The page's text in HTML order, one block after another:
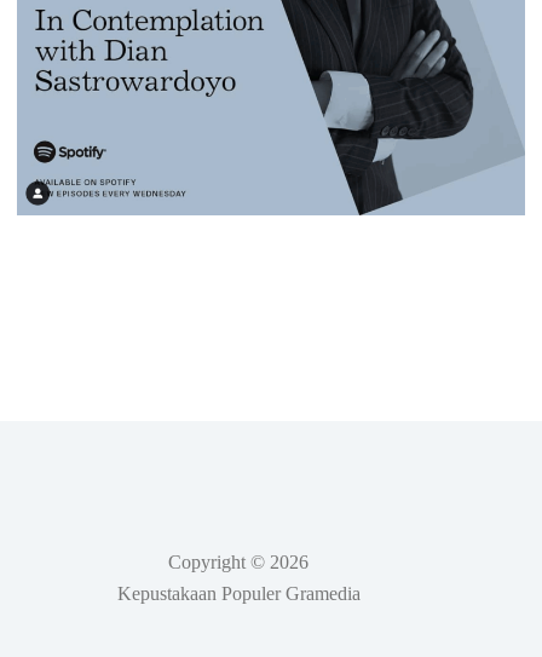
Copyright © 2026
Kepustakaan Populer Gramedia